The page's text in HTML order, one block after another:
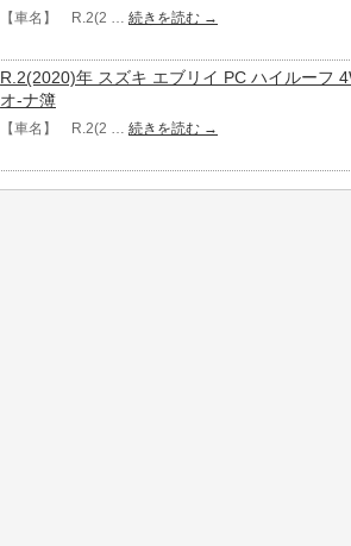
【車名】 R.2(2 … 続きを読む →
R.2(2020)年 スズキ エブリイ PC ハイルーフ
オ-ナ簿
【車名】 R.2(2 … 続きを読む →